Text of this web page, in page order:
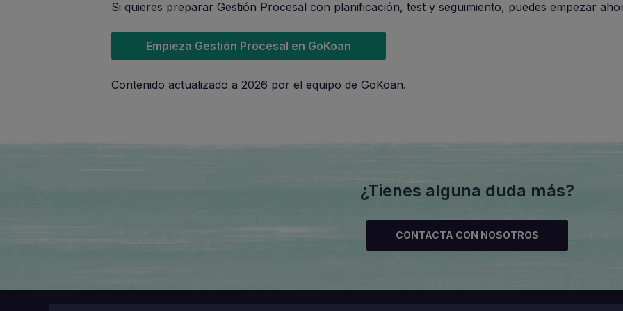
Si quieres preparar Gestión Procesal con planificación, test y seguimiento, puedes empezar
Empieza Gestión Procesal en GoKoan
Contenido actualizado a 2026 por el equipo de GoKoan.
¿Tienes alguna duda más?
CONTACTA CON NOSOTROS